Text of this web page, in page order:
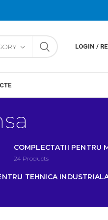
LOGIN /
COMPLECTATII PENTRU
24 Products
TEHNICA